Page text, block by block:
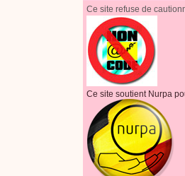
Ce site refuse de
Ce site soutient Nurpa